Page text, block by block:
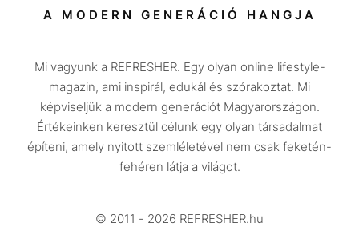
Társadalom
Utazás
Életmód
Design
Beszélgetések
Videó
A MODERN GENERÁCIÓ HANGJA
Mi vagyunk a REFRESHER. Egy olyan online lifestyle-
magazin, ami inspirál, edukál és szórakoztat. Mi
képviseljük a modern generációt Magyarországon.
Értékeinken keresztül célunk egy olyan társadalmat
építeni, amely nyitott szemléletével nem csak feketén-
fehéren látja a világot.
© 2011 - 2026 REFRESHER.hu